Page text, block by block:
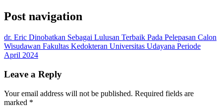
Post navigation
dr. Eric Dinobatkan Sebagai Lulusan Terbaik Pada Pelepasan Calon
Wisudawan Fakultas Kedokteran Universitas Udayana Periode
April 2024
Leave a Reply
Your email address will not be published. Required fields are
marked *